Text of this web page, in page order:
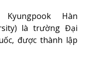
Hàn
là trường Đại
được thành lập